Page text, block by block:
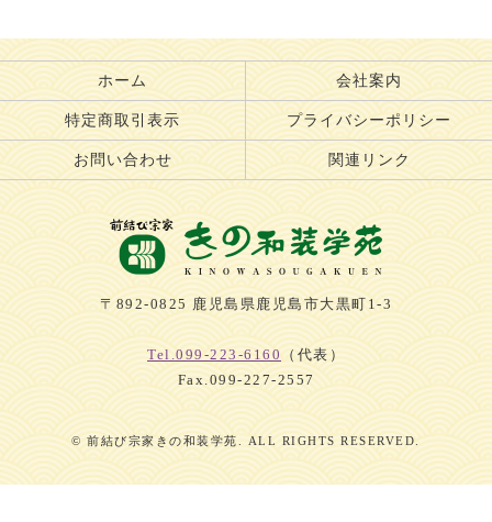
ホーム 会社案内
特定商取引表示 プライバシーポリシー
お問い合わせ 関連リンク
〒892-0825 鹿児島県鹿児島市大黒町1-3
Tel.099-223-6160（代表）
Fax.099-227-2557
© 前結び宗家きの和装学苑. ALL RIGHTS RESERVED.